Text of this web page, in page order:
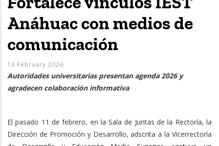
Anáhuac con medios de
comunicación
13 February 2026
Autoridades universitarias presentan agenda 2026 y
agradecen colaboración informativa
El pasado 11 de febrero, en la Sala de Juntas de la Rectoría, la
Dirección de Promoción y Desarrollo, adscrita a la Vicerrectoría